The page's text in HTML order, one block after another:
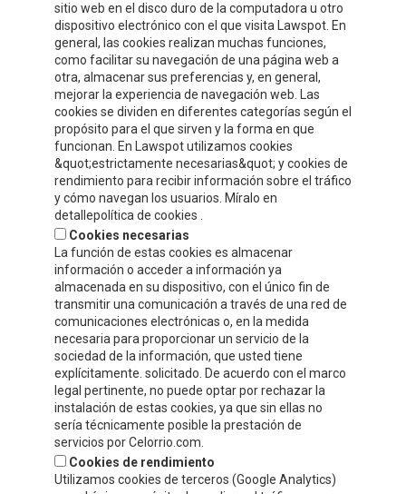
sitio web en el disco duro de la computadora u otro
dispositivo electrónico con el que visita Lawspot. En
general, las cookies realizan muchas funciones,
como facilitar su navegación de una página web a
otra, almacenar sus preferencias y, en general,
mejorar la experiencia de navegación web. Las
cookies se dividen en diferentes categorías según el
propósito para el que sirven y la forma en que
funcionan. En Lawspot utilizamos cookies
&quot;estrictamente necesarias&quot; y cookies de
rendimiento para recibir información sobre el tráfico
y cómo navegan los usuarios. Míralo en
detallepolítica de cookies .
Cookies necesarias
La función de estas cookies es almacenar
información o acceder a información ya
almacenada en su dispositivo, con el único fin de
transmitir una comunicación a través de una red de
comunicaciones electrónicas o, en la medida
necesaria para proporcionar un servicio de la
sociedad de la información, que usted tiene
explícitamente. solicitado. De acuerdo con el marco
legal pertinente, no puede optar por rechazar la
instalación de estas cookies, ya que sin ellas no
sería técnicamente posible la prestación de
servicios por Celorrio.com.
Cookies de rendimiento
Utilizamos cookies de terceros (Google Analytics)
INFORMACIÓN DE CONTACTO
Compre y Compare S.A.U.
Polígono Tejerías Sur, Calle Torrecilla, 42
26500 - Calahorra (La Rioja)
+34 941 132 803
info@celorrio.com
ZONA PRIVADA
¡ESCRÍBENOS!